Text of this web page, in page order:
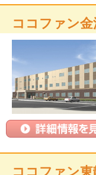
ココファン
ココファン東